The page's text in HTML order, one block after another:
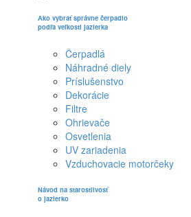
Ako vybrať správne čerpadlo
podľa veľkosti jazierka
Čerpadlá
Náhradné diely
Príslušenstvo
Dekorácie
Filtre
Ohrievače
Osvetlenia
UV zariadenia
Vzduchovacie motorčeky
Návod na starostlivosť
o jazierko